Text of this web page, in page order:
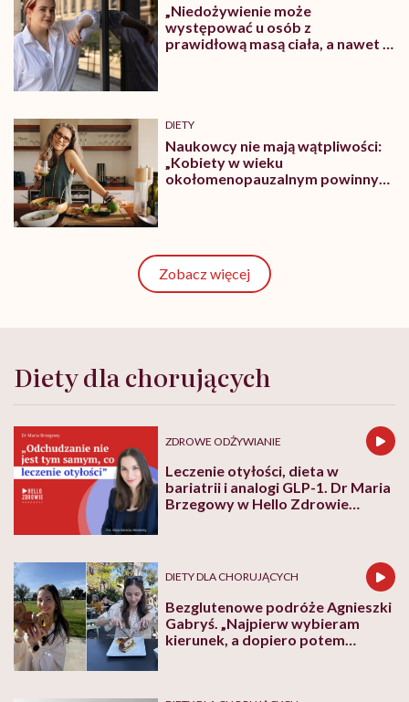
„Niedożywienie może
występować u osób z
prawidłową masą ciała, a nawet z
DIETY
Naukowcy nie mają wątpliwości:
„Kobiety w wieku
okołomenopauzalnym powinny
Zobacz więcej
Diety dla chorujących
ZDROWE ODŻYWIANIE
Leczenie otyłości, dieta w
bariatrii i analogi GLP-1. Dr Maria
Brzegowy w Hello Zdrowie
DIETY DLA CHORUJĄCYCH
Bezglutenowe podróże Agnieszki
Gabryś. „Najpierw wybieram
kierunek, a dopiero potem